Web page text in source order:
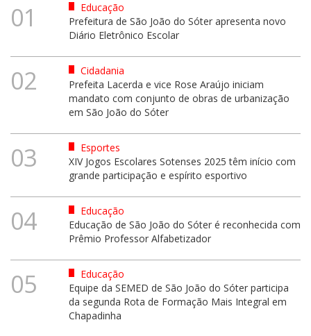
01
Educação
Prefeitura de São João do Sóter apresenta novo
Diário Eletrônico Escolar
02
Cidadania
Prefeita Lacerda e vice Rose Araújo iniciam
mandato com conjunto de obras de urbanização
em São João do Sóter
03
Esportes
XIV Jogos Escolares Sotenses 2025 têm início com
grande participação e espírito esportivo
04
Educação
Educação de São João do Sóter é reconhecida com
Prêmio Professor Alfabetizador
05
Educação
Equipe da SEMED de São João do Sóter participa
da segunda Rota de Formação Mais Integral em
Chapadinha